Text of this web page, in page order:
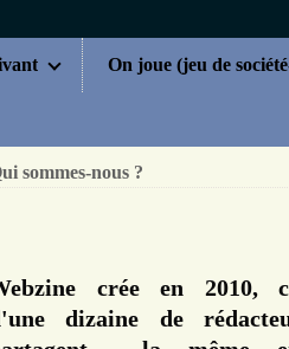
sommes-nous ?
crée en 2010,
dizaine de